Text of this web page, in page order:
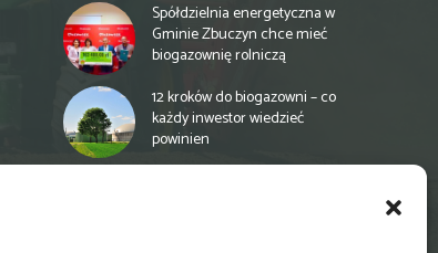
Spółdzielnia energetyczna w
Gminie Zbuczyn chce mieć
biogazownię rolniczą
12 kroków do biogazowni – co
każdy inwestor wiedzieć
powinien